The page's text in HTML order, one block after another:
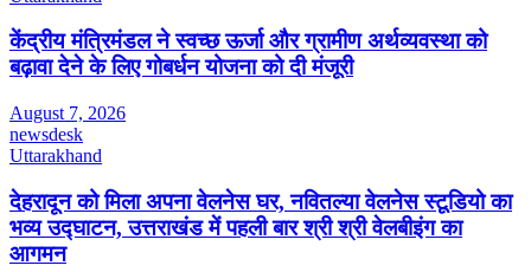
केंद्रीय मंत्रिमंडल ने स्वच्छ ऊर्जा और ग्रामीण अर्थव्यवस्था को
बढ़ावा देने के लिए गोबर्धन योजना को दी मंजूरी
August 7, 2026
newsdesk
Uttarakhand
देहरादून को मिला अपना वेलनेस घर, नवितल्या वेलनेस स्टूडियो का
भव्य उद्घाटन, उत्तराखंड में पहली बार श्री श्री वेलबीइंग का
आगमन